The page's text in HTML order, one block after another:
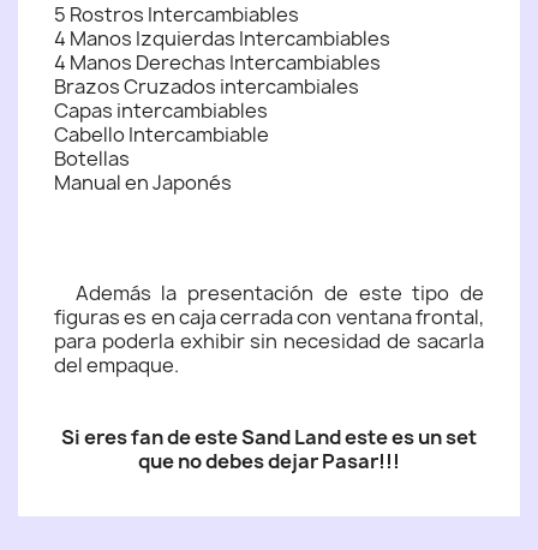
5 Rostros Intercambiables
4 Manos Izquierdas Intercambiables
4 Manos Derechas Intercambiables
Brazos Cruzados intercambiales
Capas intercambiables
Cabello Intercambiable
Botellas
Manual en Japonés
Además la presentación de este tipo de
figuras es en caja cerrada con ventana frontal,
para poderla exhibir sin necesidad de sacarla
del empaque.
Si eres fan de este Sand Land este es un set
que no debes dejar Pasar!!!